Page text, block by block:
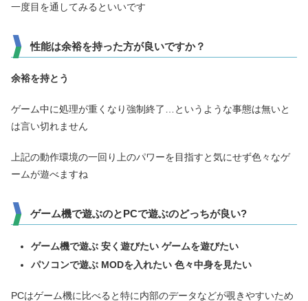
一度目を通してみるといいです
性能は余裕を持った方が良いですか？
余裕を持とう
ゲーム中に処理が重くなり強制終了…というような事態は無いと
は言い切れません
上記の動作環境の一回り上のパワーを目指すと気にせず色々なゲ
ームが遊べますね
ゲーム機で遊ぶのとPCで遊ぶのどっちが良い?
ゲーム機で遊ぶ 安く遊びたい ゲームを遊びたい
パソコンで遊ぶ MODを入れたい 色々中身を見たい
PCはゲーム機に比べると特に内部のデータなどが覗きやすいため